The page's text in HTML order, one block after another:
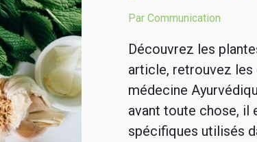
Par Communication
Découvrez les
article, retrouvez les
médecine
avant toute chose, il
spécifiques utilisés